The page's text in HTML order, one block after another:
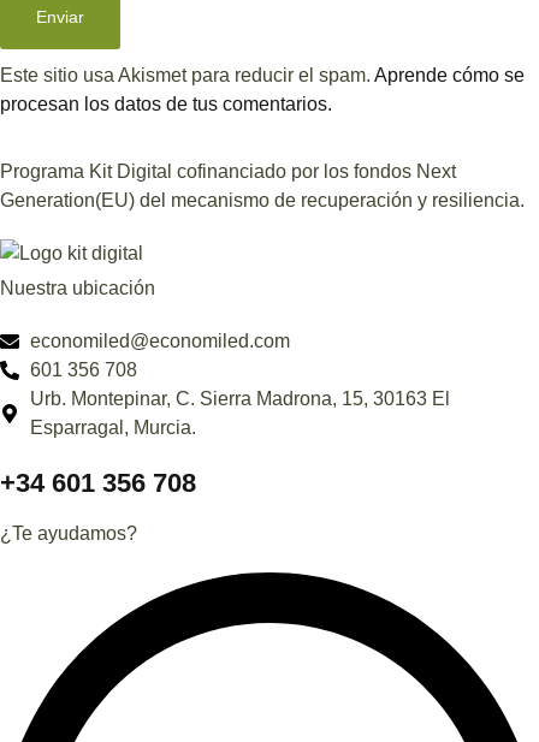
Este sitio usa Akismet para reducir el spam. Aprende cómo se
procesan los datos de tus comentarios.
Programa Kit Digital cofinanciado por los fondos Next
Generation(EU) del mecanismo de recuperación y resiliencia.
Nuestra ubicación
economiled@economiled.com
601 356 708
Urb. Montepinar, C. Sierra Madrona, 15, 30163 El
Esparragal, Murcia.
+34 601 356 708
¿Te ayudamos?